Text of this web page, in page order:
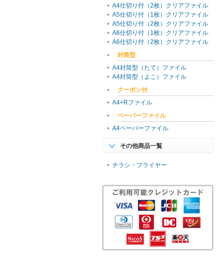
A4仕切り付（2枚）クリアファイル
A5仕切り付（1枚）クリアファイル
A5仕切り付（2枚）クリアファイル
A6仕切り付（1枚）クリアファイル
A6仕切り付（2枚）クリアファイル
封筒型
A4封筒型（たて）ファイル
A4封筒型（よこ）ファイル
クーポン付
A4+Rファイル
ペーパーファイル
A4ペーパーファイル
その他商品一覧
チラシ・フライヤー